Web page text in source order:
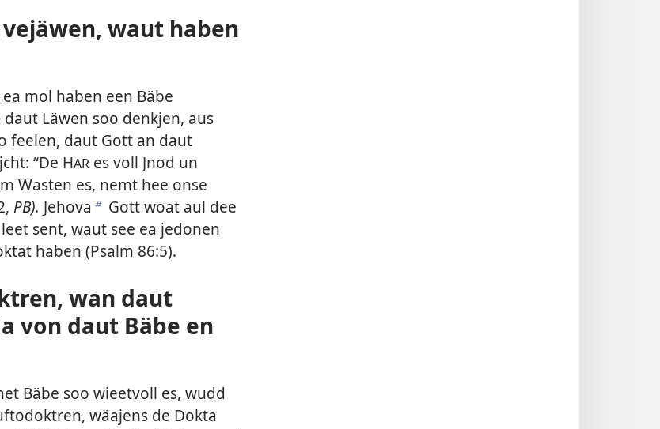
waut haben
mol haben een Bäbe
Läwen soo denkjen, aus
feelen, daut Gott an daut
“De HAR es voll Jnod un
Wasten es, nemt hee onse
, PB). Jehova b Gott woat aul dee
sent, waut see ea jedonen
haben (Psalm 86:5).
wan daut
von daut Bäbe en
Bäbe soo wieetvoll es, wudd
wäajens de Dokta